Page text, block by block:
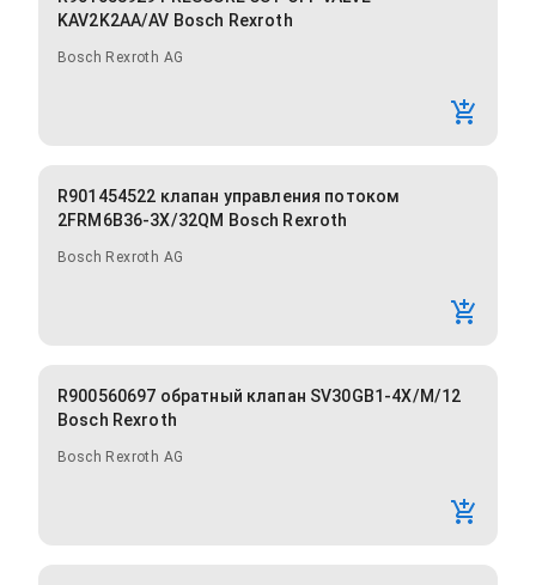
KAV2K2AA/AV Bosch Rexroth
Bosch Rexroth AG
R901454522 клапан управления потоком
2FRM6B36-3X/32QM Bosch Rexroth
Bosch Rexroth AG
R900560697 обратный клапан SV30GB1-4X/M/12
Bosch Rexroth
Bosch Rexroth AG